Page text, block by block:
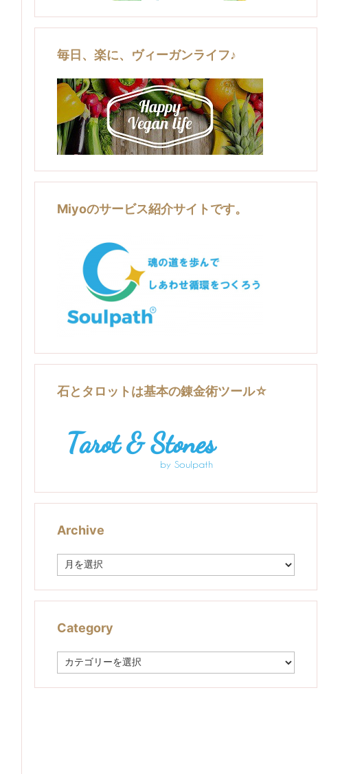
毎日、楽に、ヴィーガンライフ♪
Miyoのサービス紹介サイトです。
石とタロットは基本の錬金術ツール☆
Archive
h
e
Category
e